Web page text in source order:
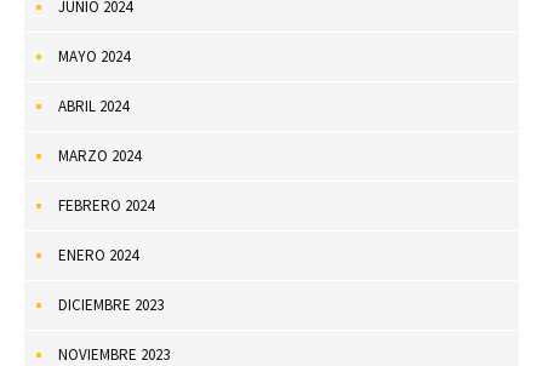
JUNIO 2024
MAYO 2024
ABRIL 2024
MARZO 2024
FEBRERO 2024
ENERO 2024
DICIEMBRE 2023
NOVIEMBRE 2023